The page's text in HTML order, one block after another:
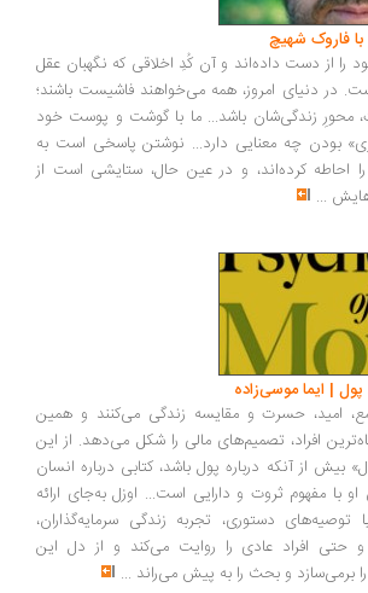
با فاروک شهیچ‭
را از دست داده‌اند و آن کُدِ اخلاقی که نگهبان عقل
در دنیای امروز، همه می‌خواهند فاشیست باشند؛
محورِ زندگی‌شان باشد... ما با گوشت و پوست خود
بودن چه معنایی دارد... نوشتن پاسخی است به
احاطه کرده‌اند، و در عین حال، ستایشی است از
...
| ایما موسی‌زاده
امید، حسرت و مقایسه زندگی می‌کنند و همین
افراد، تصمیم‌های مالی را شکل می‌دهد. از این
بیش از آنکه درباره پول باشد، کتابی درباره انسان
با مفهوم ثروت و دارایی است... اوزل به‌جای ارائه
دستوری، تجربه زندگی سرمایه‌گذاران،
و حتی افراد عادی را روایت می‌کند و از دل این
برمی‌سازد و بحث را به پیش می‌راند ...